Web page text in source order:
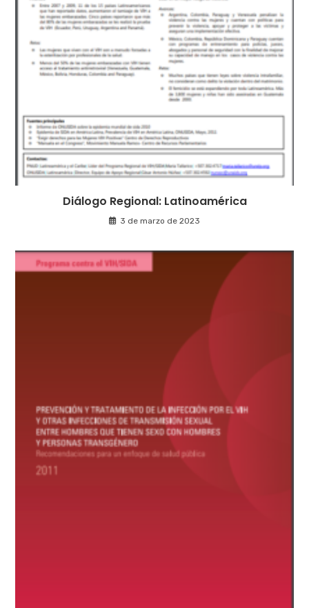
Diálogo Regional: Latinoamérica
3 de marzo de 2023